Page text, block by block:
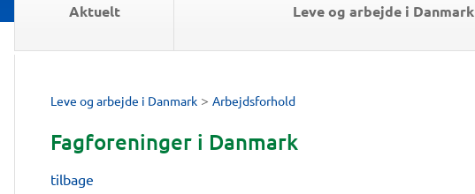
Aktuelt Leve og arbejde i Danmark
Leve og arbejde i Danmark > Arbejdsforhold
Fagforeninger i Danmark
tilbage